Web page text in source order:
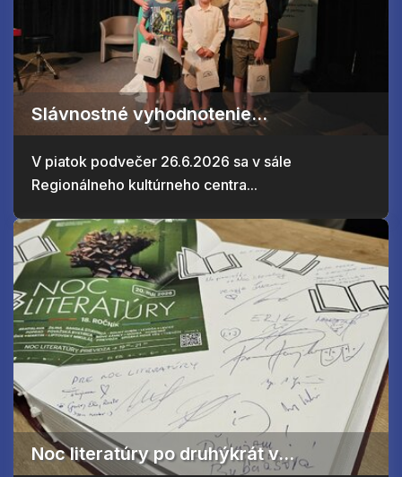
Slávnostné vyhodnotenie...
V piatok podvečer 26.6.2026 sa v sále
Regionálneho kultúrneho centra...
Noc literatúry po druhýkrát v...